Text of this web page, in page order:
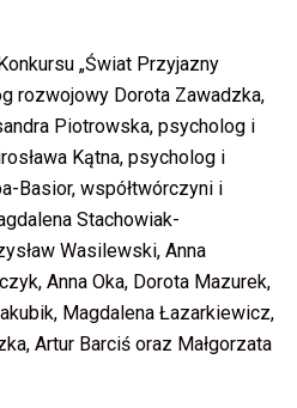
„Świat Przyjazny
rozwojowy Dorota Zawadzka,
Piotrowska, psycholog i
Kątna, psycholog i
Basior, współtwórczyni i
Stachowiak-
Wasilewski, Anna
Anna Oka, Dorota Mazurek,
Magdalena Łazarkiewicz,
Artur Barciś oraz Małgorzata